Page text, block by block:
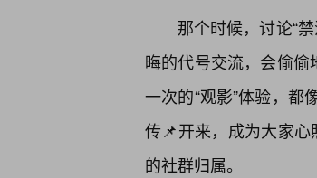
那个时候，讨论“
晦的代号交流，会偷
一次的“观影”体验，都
传📌开来，成为大家
的社群归属。